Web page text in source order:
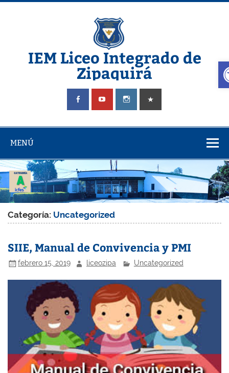
Saltar
IEM Liceo Integrado de
Zipaquirá
Pagina del Liceo Integrado Zipaquira
MENÚ
Categoría: Uncategorized
SIIE, Manual de Convivencia y PMI
febrero 15, 2019 liceozipa Uncategorized